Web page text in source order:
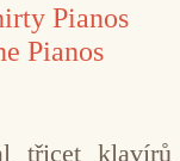
Pianos
Pianos
třicet klavírů